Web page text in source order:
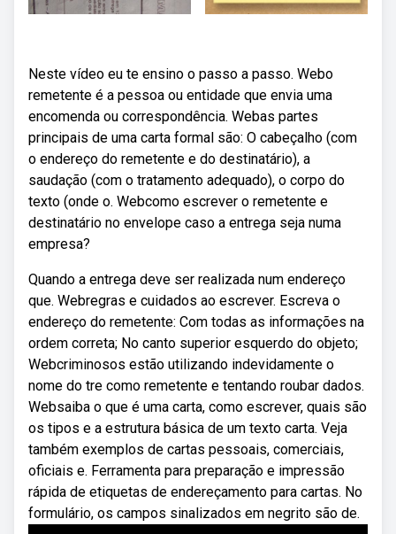
Neste vídeo eu te ensino o passo a passo. Webo
remetente é a pessoa ou entidade que envia uma
encomenda ou correspondência. Webas partes
principais de uma carta formal são: O cabeçalho (com
o endereço do remetente e do destinatário), a
saudação (com o tratamento adequado), o corpo do
texto (onde o. Webcomo escrever o remetente e
destinatário no envelope caso a entrega seja numa
empresa?
Quando a entrega deve ser realizada num endereço
que. Webregras e cuidados ao escrever. Escreva o
endereço do remetente: Com todas as informações na
ordem correta; No canto superior esquerdo do objeto;
Webcriminosos estão utilizando indevidamente o
nome do tre como remetente e tentando roubar dados.
Websaiba o que é uma carta, como escrever, quais são
os tipos e a estrutura básica de um texto carta. Veja
também exemplos de cartas pessoais, comerciais,
oficiais e. Ferramenta para preparação e impressão
rápida de etiquetas de endereçamento para cartas. No
formulário, os campos sinalizados em negrito são de.